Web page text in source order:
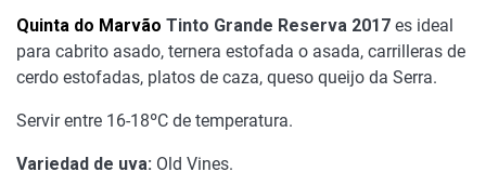
Quinta do Marvão Tinto Grande Reserva 2017 es ideal
para cabrito asado, ternera estofada o asada, carrilleras de
cerdo estofadas, platos de caza, queso queijo da Serra.
Servir entre 16-18ºC de temperatura.
Variedad de uva: Old Vines.